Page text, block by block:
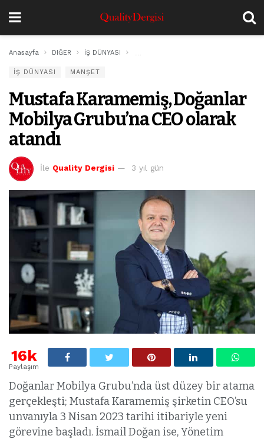
Anasayfa DIĞER İŞ DÜNYASI
İŞ DÜNYASI MANŞET
Mustafa Karamemiş, Doğanlar
Mobilya Grubu’na CEO olarak
atandı
İle Quality Dergisi 3 yıl gün
16k
Paylaşım
Doğanlar Mobilya Grubu’nda üst düzey bir atama
gerçekleşti; Mustafa Karamemiş şirketin CEO’su
unvanıyla 3 Nisan 2023 tarihi itibariyle yeni
görevine başladı. İsmail Doğan ise, Yönetim